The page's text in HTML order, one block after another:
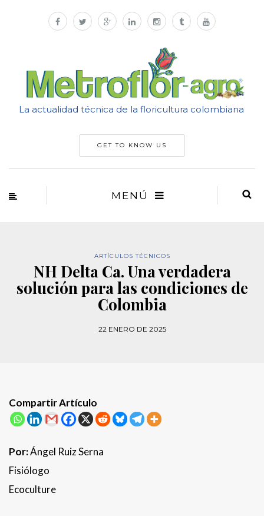
La actualidad técnica de la floricultura colombiana
GET TO KNOW US
MENÚ
ARTÍCULOS TÉCNICOS
NH Delta Ca. Una verdadera
solución para las condiciones de
Colombia
22 ENERO DE 2025
Compartir Artículo
Por:Ángel Ruiz Serna
Fisiólogo
Ecoculture